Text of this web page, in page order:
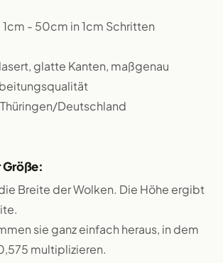
1cm - 50cm in 1cm Schritten
glatte Kanten, maßgenau
Deutschland
Größe:
Breite der Wolken. Die Höhe ergibt
sie ganz einfach heraus, in dem
multiplizieren.